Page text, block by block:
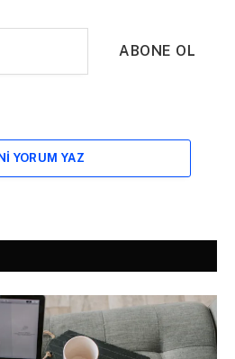
ABONE OL
YORUM YAZ